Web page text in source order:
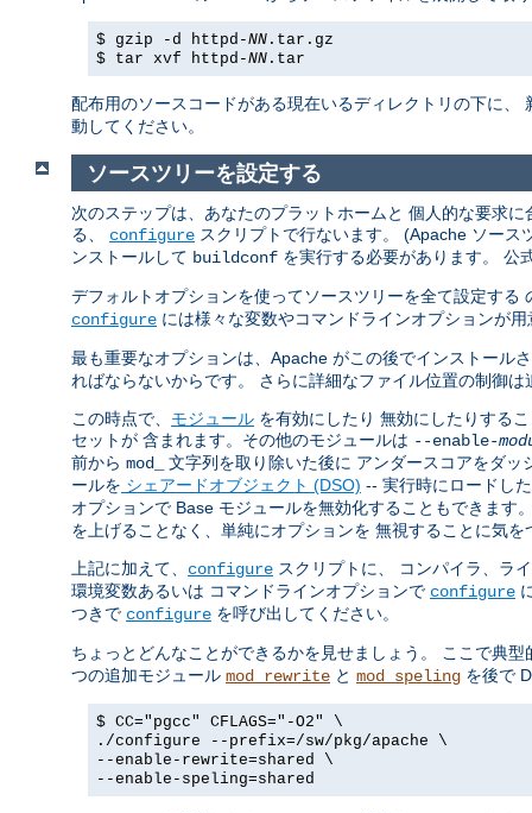
$ gzip -d httpd-NN .tar.gz
$ tar xvf httpd-NN .tar
配布用のソースコードがある現在いるディレクトリの下に
動してください。
ソースツリーを設定する
次のステップは、あなたのプラットホームと 個人的な要求
る、 configure スクリプトで行ないます。 (Apache ソー
ンストールして buildconf を実行する必要があります。 公
デフォルトオプションを使ってソースツリーを全て設定する
configure には様々な変数やコマンドラインオプションが
最も重要なオプションは、Apache がこの後でインストール
ればならないからです。 さらに詳細なファイル位置の制御
この時点で、 モジュール を有効にしたり 無効にしたりする
セットが 含まれます。その他のモジュールは --enable-
前から mod_
文字列を取り除いた後に アンダースコアをダ
ールを シェアードオブジェクト (DSO) -- 実行時にロードし
オプションで Base モジュールを無効化することもできま
を上げることなく、単純にオプションを 無視することに気を
上記に加えて、 configure スクリプトに、 コンパイラ、ラ
環境変数あるいは コマンドラインオプションで configure
つきで configure を呼び出してください。
ちょっとどんなことができるかを見せましょう。 ここで典型
つの追加モジュール mod_rewrite と mod_speling を後で
$ CC="pgcc" CFLAGS="-O2" \
./configure --prefix=/sw/pkg/apache \
--enable-rewrite=shared \
--enable-speling=shared